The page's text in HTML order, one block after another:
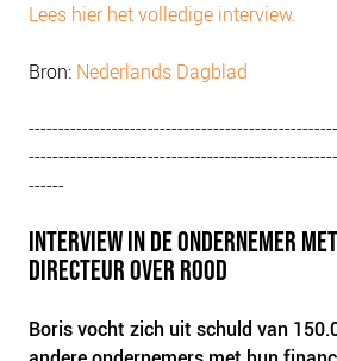
Lees hier het volledige interview.
Bron: Nederlands Dagblad
------
INTERVIEW IN DE ONDERNEMER
DIRECTEUR OVER ROOD
Boris vocht zich uit schuld van